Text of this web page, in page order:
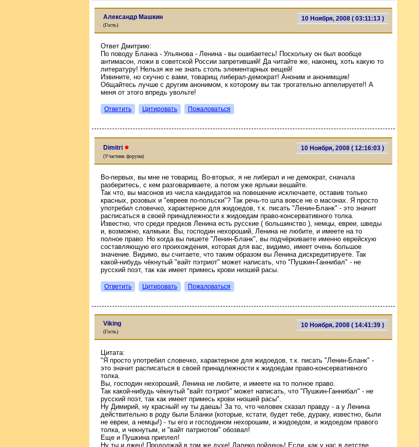
10 Ноября, 2008 ( 03:11:13 )
Александр Машкин
(Гость)
Ответ Дмитрию:
По поводу Бланка - Ульянова - Ленина - вы ошибаетесь! Поскольку он был вообще
антимасон, ложи в советской России запретивший! Да читайте же, наконец, хоть какую то
литературу! Нельзя же не знать столь элементарных вещей!
Извините, но скучно с вами, товарищ либерал-демократ! Аноним и анонимщик!
Общайтесь лучше с другим анонимом, к которому вы так трогательно аппелируете!! А
меня от этого впредь увольте!
Ответить Цитировать Пожаловаться
10 Ноября, 2008 ( 12:16:03 )
Dimitri ●
(Участник форума)
Во-первых, вы мне не товарищ. Во-вторых, я не либерал и не демократ, сначала
разберитесь, с кем разговариваете, а потом уже ярлыки вешайте.
Так что, вы масонов из числа кандидатов на повешение исключаете, оставив только
красных, розовых и "евреев по-польски"? Так речь-то шла вовсе не о масонах. Я просто
употребил словечко, характерное для жидоедов, т.к. писать "Ленин-Бланк" - это значит
расписаться в своей принадлежности к жидоедам право-консервативного толка.
Известно, что среди предков Ленина есть русские ( большинство ), немцы, евреи, шведы
и, возможно, калмыки. Вы, господин нехороший, Ленина не любите, и имеете на то
полное право. Но когда вы пишете "Ленин-Бланк", вы подчёркиваете именно еврейскую
составляющую его проихождения, которая для вас, видимо, имеет очень большое
значение. Видимо, вы считаете, что таким образом вы Ленина дискредитируете. Так
какой-нибудь чёкнутый "вайт пэтриот" может написать, что "Пушкин-Ганнибал" - не
русский поэт, так как имеет примесь крови низшей расы.
Ответить Цитировать Пожаловаться
10 Ноября, 2008 ( 14:41:39 )
Viking
(Гость)
Цитата:
"Я просто употребил словечко, характерное для жидоедов, т.к. писать "Ленин-Бланк" -
это значит расписаться в своей принадлежности к жидоедам право-консервативного
толка.
Вы, господин нехороший, Ленина не любите, и имеете на то полное право.
Так какой-нибудь чёкнутый "вайт пэтриот" может написать, что "Пушкин-Ганнибал" - не
русский поэт, так как имеет примесь крови низшей расы".
Ну Димирий, ну красный! ну ты даешь! За то, что человек сказал правду - а у Ленина
действительно в роду были Бланки (которые, кстати, будет тебе, дураку, известно, были
не евреи, а немцы!) - ты его и господином нехорошим, и жидоедом, и жидоедом правого
толка, и чекнутым, и "вайт патриотом" обозвал!
Еще и Пушкина приплел!
Ну ты и лжец! Продолжай в том же духе! Далеко пойдешь! Если, как у нас в детстве